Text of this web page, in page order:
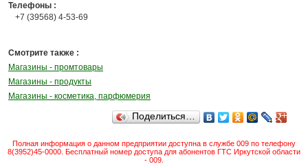
Телефоны :
+7 (39568) 4-53-69
Смотрите также :
Магазины - промтовары
Магазины - продукты
Магазины - косметика, парфюмерия
Поделиться…
Полная информация о данном предприятии доступна в службе 009 по телефону
8(3952)45-0000. Бесплатный номер доступа для абонентов ГТС Иркутской области
- 009.